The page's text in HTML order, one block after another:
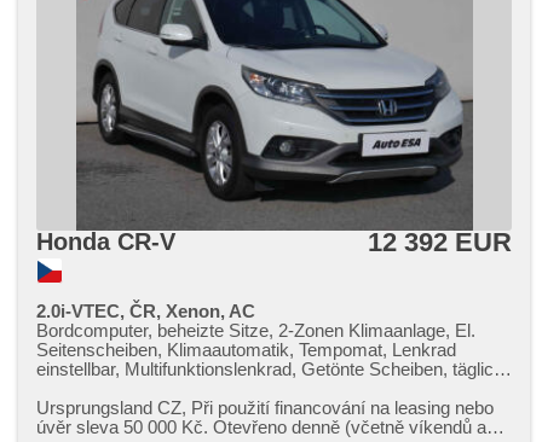
Honda CR-V 12 392 EUR
2.0i-VTEC, ČR, Xenon, AC
Bordcomputer, beheizte Sitze, 2-Zonen Klimaanlage, El.
Seitenscheiben, Klimaautomatik, Tempomat, Lenkrad
einstellbar, Multifunktionslenkrad, Getönte Scheiben, täglich
Spiegel, beheizte Spiegel, Servolenkung,
Zentralverriegelung, Xenonscheinwerfer, Zentralverriegelung
Ursprungsland CZ,​ Při použití financování na leasing nebo
úvěr sleva 50 000 Kč. Otevřeno denně (včetně víkendů a